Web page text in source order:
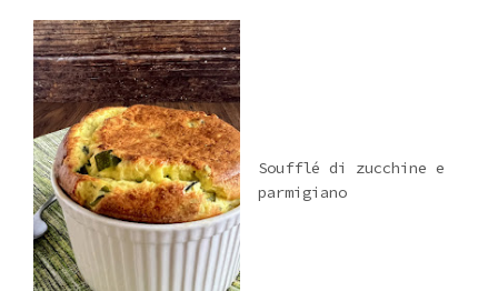
Soufflé di zucchine e
parmigiano